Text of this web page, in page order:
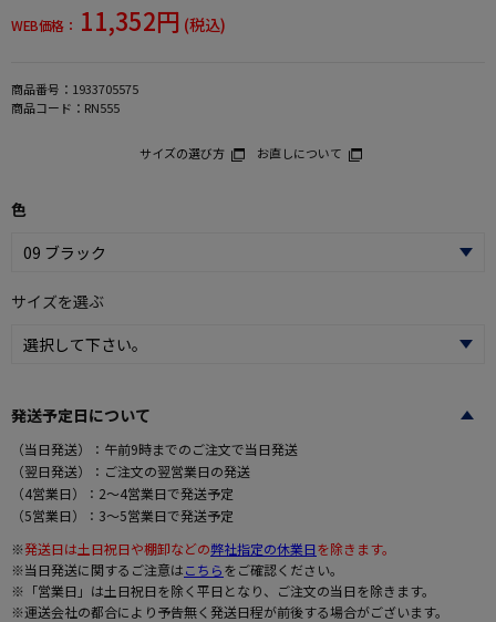
WEB価格： 11,352円 (税込)
商品番号： 1933705575
商品コード： RN555
サイズの選び方 お直しについて
色
サイズを選ぶ
発送予定日について
（当日発送）：午前9時までのご注文で当日発送
（翌日発送）：ご注文の翌営業日の発送
（4営業日）：2～4営業日で発送予定
（5営業日）：3～5営業日で発送予定
※発送日は土日祝日や棚卸などの弊社指定の休業日を除きます。
※当日発送に関するご注意はこちらをご確認ください。
※「営業日」は土日祝日を除く平日となり、ご注文の当日を除きます。
※運送会社の都合により予告無く発送日程が前後する場合がございます。